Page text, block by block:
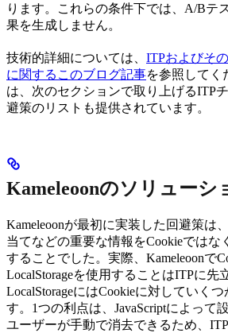
ります。これらの条件下では、A/Bテ
果を生成しません。
技術的詳細については、 ITPおよびそ
に関するこのブログ記事を参照してく
は、次のセクションで取り上げるITP
避策のリストも提供されています。
Kameleoonのソリューシ
Kameleoonが最初に実装した回避策は
当てなどの重要な情報をCookieではな
することでした。実際、Kameleoonで
LocalStorageを使用することはITPに先
LocalStorageにはCookieに対していく
す。1つの利点は、JavaScriptによって
ユーザーが手動で消去できるため、